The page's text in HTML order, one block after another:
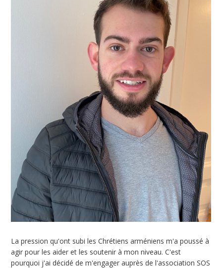
La pression qu'ont subi les Chrétiens arméniens m'a poussé à
agir pour les aider et les soutenir à mon niveau. C'est
pourquoi j'ai décidé de m'engager auprès de l'association SOS